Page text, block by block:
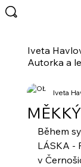
Iveta
Autorka a
Iveta
Během
LÁSKA -
v